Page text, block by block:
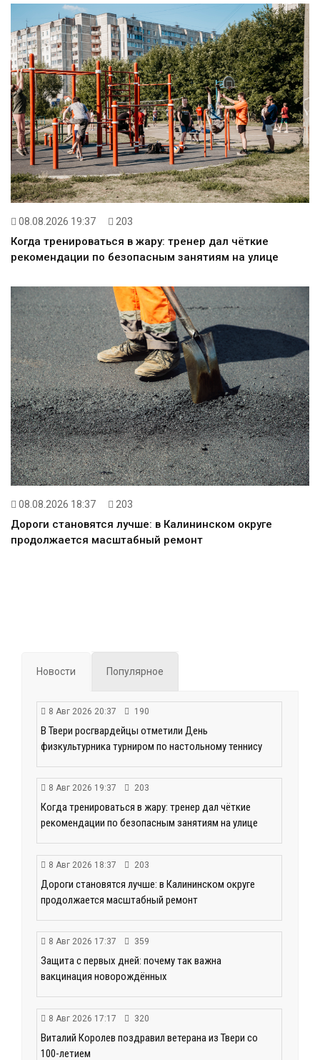
08.08.2026 19:37 203
Когда тренироваться в жару: тренер дал чёткие
рекомендации по безопасным занятиям на улице
08.08.2026 18:37 203
Дороги становятся лучше: в Калининском округе
продолжается масштабный ремонт
Новости Популярное
8 Авг 2026 20:37 190
В Твери росгвардейцы отметили День
физкультурника турниром по настольному теннису
8 Авг 2026 19:37 203
Когда тренироваться в жару: тренер дал чёткие
рекомендации по безопасным занятиям на улице
8 Авг 2026 18:37 203
Дороги становятся лучше: в Калининском округе
продолжается масштабный ремонт
8 Авг 2026 17:37 359
Защита с первых дней: почему так важна
вакцинация новорождённых
8 Авг 2026 17:17 320
Виталий Королев поздравил ветерана из Твери со
100-летием